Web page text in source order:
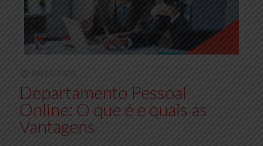
08/10/2020
Departamento Pessoal
Online: O que é e quais as
Vantagens